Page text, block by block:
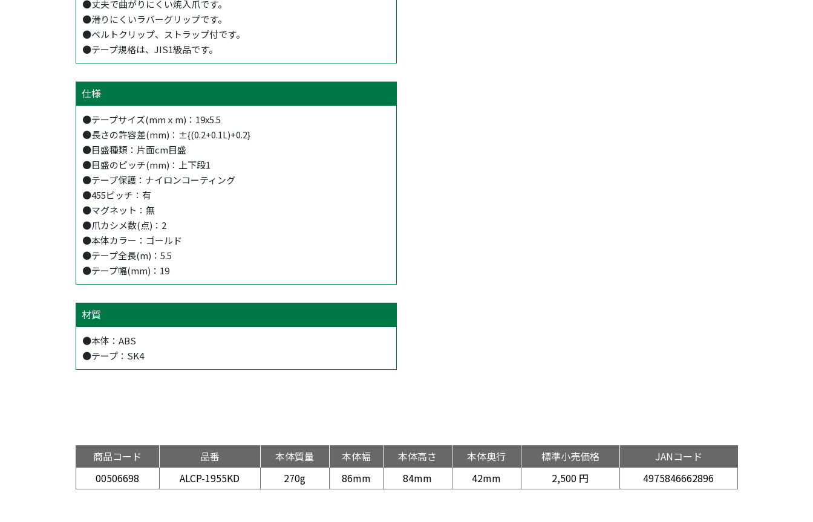
●丈夫で曲がりにくい焼入爪です。
●滑りにくいラバーグリップです。
●ベルトクリップ、ストラップ付です。
●テープ規格は、JIS1級品です。
仕様
●テープサイズ(mmｘm)：19x5.5
●長さの許容差(mm)：±{(0.2+0.1L)+0.2}
●目盛種類：片面cm目盛
●目盛のピッチ(mm)：上下段1
●テープ保護：ナイロンコーティング
●455ピッチ：有
●マグネット：無
●爪カシメ数(点)：2
●本体カラー：ゴールド
●テープ全長(m)：5.5
●テープ幅(mm)：19
材質
●本体：ABS
●テープ：SK4
商品コード 品番 本体質量 本体幅 本体高さ 本体奥行 標準小売価格
JANコード
00506698
ALCP-1955KD 270g 86mm 84mm 42mm 2,500 円 4975846662896